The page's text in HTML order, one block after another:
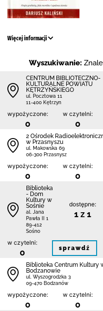
Więcej informacji
Wyszukiwanie:
CENTRUM BIBLIOTECZNO-
KULTURALNE POWIATU
KĘTRZYŃSKIEGO
ul. Pocztowa 11
11-400 Kętrzyn
wypożyczone:
0
w czytelni:
0
2 Ośrodek
w Przasnyszu
ul. Makowska 69
06-300 Przasnysz
wypożyczone:
0
w czytelni:
0
Biblioteka
- Dom
Kultury w
Sośnie
al. Jana
Pawła II 1
89-412
Sośno
dostępne:
1 z 1
w czytelni:
0 sprawdź
Biblioteka Centrum Kultury
Bodzanowie
ul. Wyszogrodzka 3
09-470 Bodzanów
wypożyczone:
0
w czytelni:
0